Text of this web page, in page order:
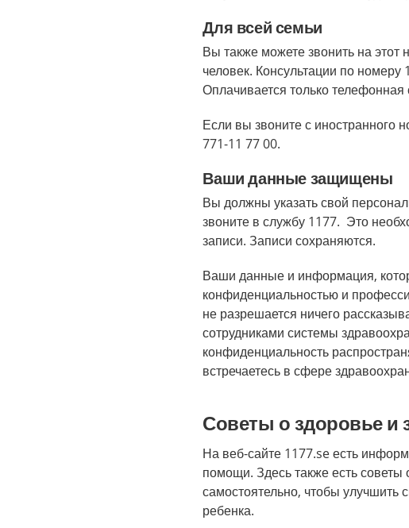
Для всей семьи
Вы также можете звонить на этот
человек. Консультации по
Оплачивается только телефонная
Если вы звоните с иностранного
771-11 77 00.
Ваши данные защищены
Вы должны указать свой
звоните в службу 1177. Это
записи. Записи сохраняются.
Ваши данные и информация,
конфиденциальностью и
не разрешается ничего
сотрудниками системы
конфиденциальность
встречаетесь в сфере
Советы о здоровье и
На веб-сайте 1177.se есть
помощи. Здесь также есть
самостоятельно, чтобы улучшить
ребенка.